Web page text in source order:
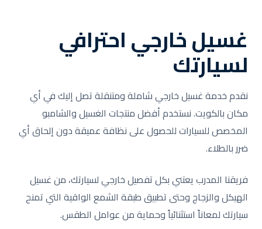
غسيل خارجي احترافي
لسيارتك
نقدم خدمة غسيل خارجي شاملة ومتنقلة تصل إليك في أي
مكان بالكويت. نستخدم أفضل منتجات الغسيل والشامبو
المخصص للسيارات للحصول على نظافة عميقة دون إلحاق أي
ضرر بالطلاء.
فريقنا المدرب يعتني بكل تفصيل خارجي لسيارتك، من غسيل
الهيكل والزجاج وحتى تطبيق طبقة الشمع الواقية التي تمنح
سيارتك لمعاناً استثنائياً وحماية من عوامل الطقس.